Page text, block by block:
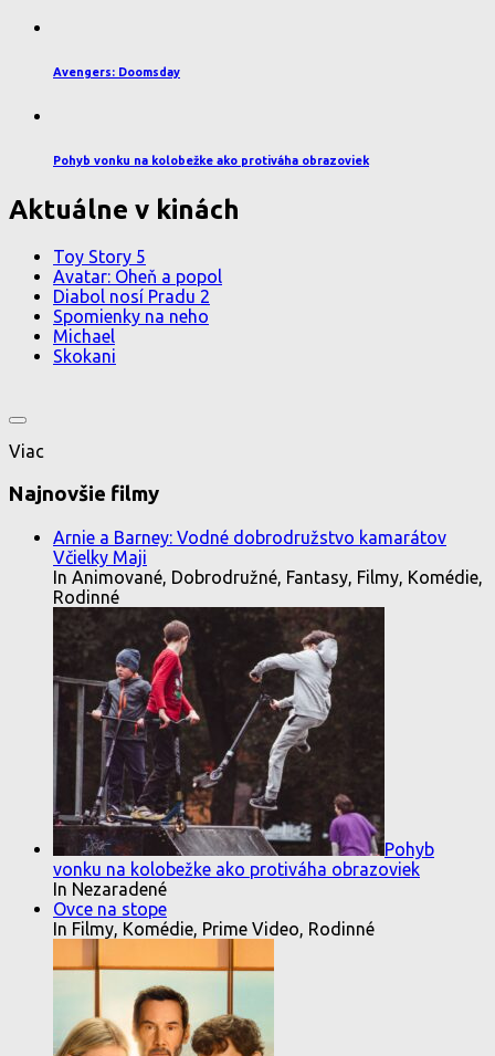
Avengers: Doomsday
Pohyb vonku na kolobežke ako protiváha obrazoviek
Aktuálne v kinách
Toy Story 5
Avatar: Oheň a popol
Diabol nosí Pradu 2
Spomienky na neho
Michael
Skokani
Viac
Najnovšie filmy
Arnie a Barney: Vodné dobrodružstvo kamarátov
Včielky Maji
In Animované, Dobrodružné, Fantasy, Filmy, Komédie,
Rodinné
Pohyb
vonku na kolobežke ako protiváha obrazoviek
In Nezaradené
Ovce na stope
In Filmy, Komédie, Prime Video, Rodinné